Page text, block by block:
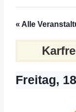
« Alle
Freitag,